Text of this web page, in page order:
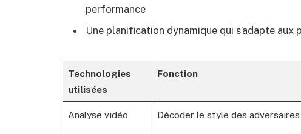
performance
Une planification dynamique qui s’adapte
Technologies
utilisées
Fonction
Analyse vidéo Décoder le style des adversaires